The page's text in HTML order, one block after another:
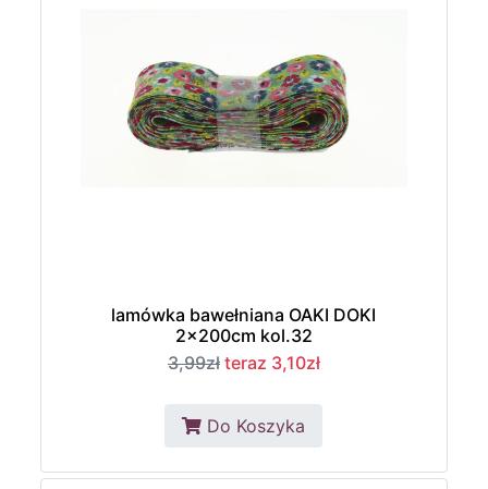
lamówka bawełniana OAKI DOKI
2x200cm kol.32
3,99zł teraz 3,10zł
Do Koszyka